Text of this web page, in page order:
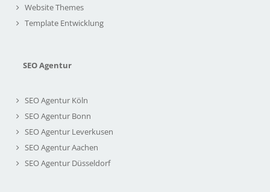
Website Themes
Template Entwicklung
SEO Agentur
SEO Agentur Köln
SEO Agentur Bonn
SEO Agentur Leverkusen
SEO Agentur Aachen
SEO Agentur Düsseldorf